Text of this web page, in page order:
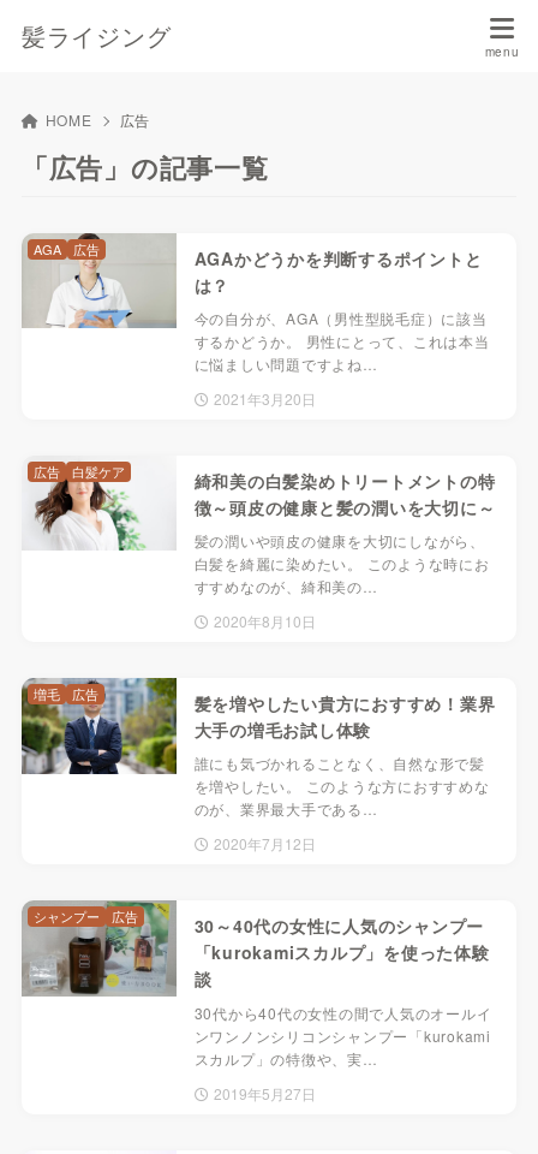
髪ライジング
HOME 広告
「広告」の記事一覧
AGAかどうかを判断するポイントと
は？
今の自分が、AGA（男性型脱毛症）に該当
するかどうか。 男性にとって、これは本当
に悩ましい問題ですよね…
2021年3月20日
AGA 広告
綺和美の白髪染めトリートメントの特
徴～頭皮の健康と髪の潤いを大切に～
髪の潤いや頭皮の健康を大切にしながら、
白髪を綺麗に染めたい。 このような時にお
すすめなのが、綺和美の…
2020年8月10日
広告 白髪ケア
髪を増やしたい貴方におすすめ！業界
大手の増毛お試し体験
誰にも気づかれることなく、自然な形で髪
を増やしたい。 このような方におすすめな
のが、業界最大手である…
2020年7月12日
増毛 広告
30～40代の女性に人気のシャンプー
「kurokamiスカルプ」を使った体験
談
30代から40代の女性の間で人気のオールイ
ンワンノンシリコンシャンプー「kurokami
スカルプ」の特徴や、実…
2019年5月27日
シャンプー 広告